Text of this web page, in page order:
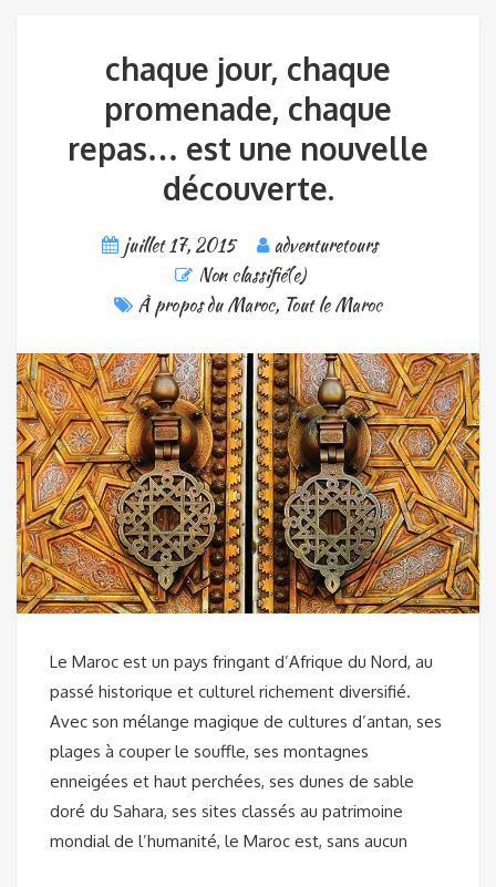
chaque jour, chaque
promenade, chaque
repas… est une nouvelle
découverte.
juillet 17, 2015
adventuretours
Non classifié(e)
À propos du Maroc, Tout le Maroc
Le Maroc est un pays fringant d’Afrique du Nord, au
passé historique et culturel richement diversifié.
Avec son mélange magique de cultures d’antan, ses
plages à couper le souffle, ses montagnes
enneigées et haut perchées, ses dunes de sable
doré du Sahara, ses sites classés au patrimoine
mondial de l’humanité, le Maroc est, sans aucun